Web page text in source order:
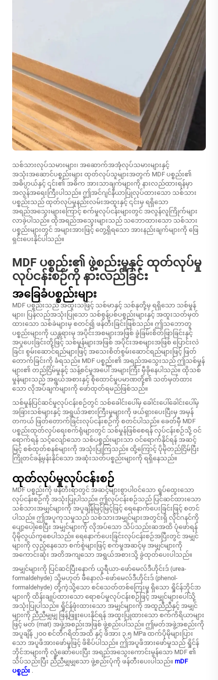
သစ်သားလုပ်သမားများ၊ အဆောက်အအုံလုပ်သမားများနှင့်
အသုံးအဆောင်ပစ္စည်းများ ထုတ်လုပ်သူများအတွက် MDF ပစ္စည်း၏
အဓိပ္ပာယ်နှင့် ၎င်း၏ အဓိက အားသာချက်များကို နားလည်ထားရန်မှာ
အလွန်အရေးကြီးပါသည်။ ဤအင်ဂျင်နီယာပြုလုပ်ထားသော သစ်သား
ပစ္စည်းသည် ထုတ်လုပ်မှုနည်းလမ်းအထူးနှင့် ၎င်းမှ ရရှိသော
အရည်အသွေးများကြောင့် စက်မှုလုပ်ငန်းများတွင် အလွန်လူကြိုက်များ
လာခဲ့ပါသည်။ ထိုအရည်အသွေးများသည် သဘောထားသော သစ်သား
ပစ္စည်းများတွင် အများအားဖြင့် တွေ့ရှိရသော အားနည်းချက်များကို ဖြေ
ရှင်းပေးနိုင်ပါသည်။
MDF ပစ္စည်း၏ ဖွဲ့စည်းမှုနှင့် ထုတ်လုပ်မှု
လုပ်ငန်းစဉ်ကို နားလည်ခြင်း
အခြေခံပစ္စည်းများ
MDF ပစ္စည်းသည် အထူးသဖြင့် သစ်မာနှင့် သစ်နုတို့မှ ရရှိသော သစ်မှုန်
များ၊ ပြန်လည်အသုံးပြုသော သစ်စွန့်ပစ်ပစ္စည်းများနှင့် အထူးသတ်မှတ်
ထားသော သစ်ခဲများမှ စတင်၍ ဖန်တီးခြင်းဖြစ်သည်။ ဤသဘောတူ
ပစ္စည်းများကို ယန္တရားမှ အပိုင်းအစများအဖြစ် ခွဲခြမ်းစိတ်ဖြာခြင်းနှင့်
အပူပေးခြင်းတို့ဖြင့် သစ်မှုန်များအဖြစ် အပိုင်းအစများအဖြစ် ပြောင်းလဲ
ခြင်း စွမ်းဆောင်ရည်များဖြင့် အသေးစိတ်စွမ်းဆောင်ရည်များဖြင့် ဖြတ်
တောက်ခြင်းကို ခံရသည်။ MDF ပစ္စည်း၏ အရည်အသွေးသည် ဤသစ်မှုန်
များ၏ တည်ငြိမ်မှုနှင့် သန့်စင်မှုအပေါ် အများကြီး မှီခိုနေပါသည်။ ထိုသစ်
မှုန်များသည် အရွယ်အစားနှင့် စိုထောင်မှုပမာဏတို့၏ သတ်မှတ်ထား
သော လိုအပ်ချက်များကို ဖော်ထုတ်ရမည်ဖြစ်သည်။
သစ်မှုန်ပြင်ဆင်မှုလုပ်ငန်းစဉ်တွင် သစ်ခေါင်းပေါ်မှ ခေါင်းပေါ်ခေါင်းပေါ်မှ
အခြားသစ်များနှင့် အရွယ်အစားကြီးမှုများကို ဖယ်ရှားပေးပြီးမှ အမှန်
တကယ် ဖြတ်တောက်ခြင်းလုပ်ငန်းစဉ်ကို စတင်ပါသည်။ ခေတ်မှီ MDF
ပစ္စည်းထုတ်လုပ်ရေးစက်ရုံများတွင် သစ်မှုန်ဖြစ်စေရန် လုပ်ငန်းစဉ်သို့ ဝင်
ရောက်ရန် သင့်လျော်သော သစ်ပစ္စည်းများသာ ဝင်ရောက်နိုင်ရန် အဆင့်
မြင့် စစ်ထုတ်စနစ်များကို အသုံးပြုကြသည်။ ထို့ကြောင့် ပိုမိုတည်ငြိမ်ပြီး
ကြိုတင်ခန့်မှန်းနိုင်သော အဆုံးသတ်ပစ္စည်းများကို ရရှိနေသည်။
ထုတ်လုပ်မှုလုပ်ငန်းစဉ်
MDF ပစ္စည်းကို ဖန်တီးရာတွင် အဆင့်များစွာပါဝင်သော ရှုပ်ထွေးသော
လုပ်ငန်းစဉ်ကို အသုံးပြုပါသည်။ ဤလုပ်ငန်းစဉ်သည် ပြင်ဆင်ထားသော
သစ်သားအမျှင်များကို အပူချိန်မြင့်မြင့်ဖြင့် ရေနောက်ပေးခြင်းဖြင့် စတင်
ပါသည်။ ဤအပူကုသမှုသည် သစ်သားအမျှင်များအတွင်းရှိ လိုင်ဂနင်ကို
ပျော့ပေါ့စေပြီး အမျှင်များကို လိုအပ်သော သိပ်သည်းဆအထိ ပုံဖော်ရန်
ပိုမိုလွယ်ကူစေပါသည်။ ရေနောက်ပေးခြင်းလုပ်ငန်းစဉ်အပြီးတွင် အမျှင်
များကို လှည့်နေသော စက်စွဲများဖြင့် စက်မှုအဆင့်မှ အမျှင်များကို
အကောင်းဆုံး အတိအကျသော အရွယ်အစားသို့ ခွဲထုတ်ပေးပါသည်။
အမျှင်များကို ပြင်ဆင်ပြီးနောက် ယူရီယာ-ဖော်မေလ်ဒီဟိုင်းဒ် (urea-
formaldehyde) သို့မဟုတ် ဖီနောလ်-ဖော်မေလ်ဒီဟိုင်းဒ် (phenol-
formaldehyde) တို့ကဲ့သို့သော စင်သေတ်တစ်ကြေးမှု ရှိသော ရှိုင်န်ဘိုင်ဒာ
များကို ထိန်းချုပ်ထားသော ရောစပ်မှုလုပ်ငန်းစဉ်ဖြင့် အမျှင်များပေါ်သို့
အသုံးပြုပါသည်။ ရှိုင်န်ဖုံးထားသော အမျှင်များကို အထူညီညီနှင့် အမျှင်
များကို ညီညီမျှမျှ ဖြန့်ဖြူးပေးနိုင်ရန် အထူးပြုထားသော စက်ကိရိယာများ
ဖြင့် မတ် (mat) အဖွဲ့အစည်းအဖြစ် ဖွဲ့စည်းပါသည်။ ဤမတ်အဖွဲ့အစည်းကို
အပူချိန် ၂၀၀ စင်တီဂရိတ်အထိ နှင့် ဖိအား ၃.၅ MPa ထက်ပိုမိုများပြား
သော အပူဖိအားဖော်မှုဖြင့် ဖိစိပ်ပါသည်။ ဤအပူဖိအားဖော်မှုသည် ရှိုင်န်
ဘိုင်ဒာများကို လှုံ့ဆော်ပေးပြီး အရည်အသွေးကောင်းမွန်သော MDF ၏
သိပ်သည်းပြီး ညီညီမျှမျှသော ဖွဲ့စည်းပုံကို ဖန်တီးပေးပါသည်။ mDF
ပစ္စည်း .